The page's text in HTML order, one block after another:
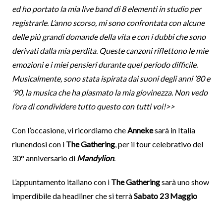
ed ho portato la mia live band di 8 elementi in studio per
registrarle. L’anno scorso, mi sono confrontata con alcune
delle più grandi domande della vita e con i dubbi che sono
derivati ​​dalla mia perdita. Queste canzoni riflettono le mie
emozioni e i miei pensieri durante quel periodo difficile.
Musicalmente, sono stata ispirata dai suoni degli anni ’80 e
’90, la musica che ha plasmato la mia giovinezza. Non vedo
l’ora di condividere tutto questo con tutti voi!>>
Con l’occasione, vi ricordiamo che Annekesarà in Italia
riunendosi con i The Gathering, per il tour celebrativo del
30° anniversario di Mandylion.
L’appuntamento italiano con i The Gatheringsarà uno show
imperdibile da headliner che si terràSabato 23 Maggio